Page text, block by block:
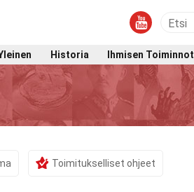
Historia Ihmisen Toiminnot
Toimitukselliset ohjeet